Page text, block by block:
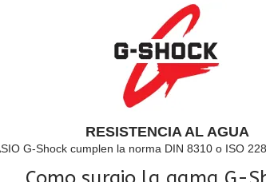
RESISTENCIA AL AGUA
G-Shock cumplen la norma DIN 8310 o ISO